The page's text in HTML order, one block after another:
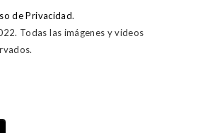
de Privacidad.
Todas las imágenes y videos